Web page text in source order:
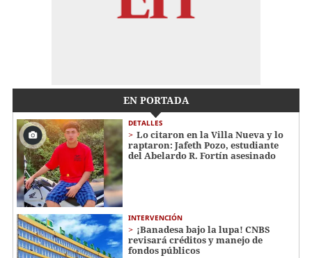
EN PORTADA
DETALLES
Lo citaron en la Villa Nueva y lo
raptaron: Jafeth Pozo, estudiante
del Abelardo R. Fortín asesinado
INTERVENCIÓN
¡Banadesa bajo la lupa! CNBS
revisará créditos y manejo de
fondos públicos